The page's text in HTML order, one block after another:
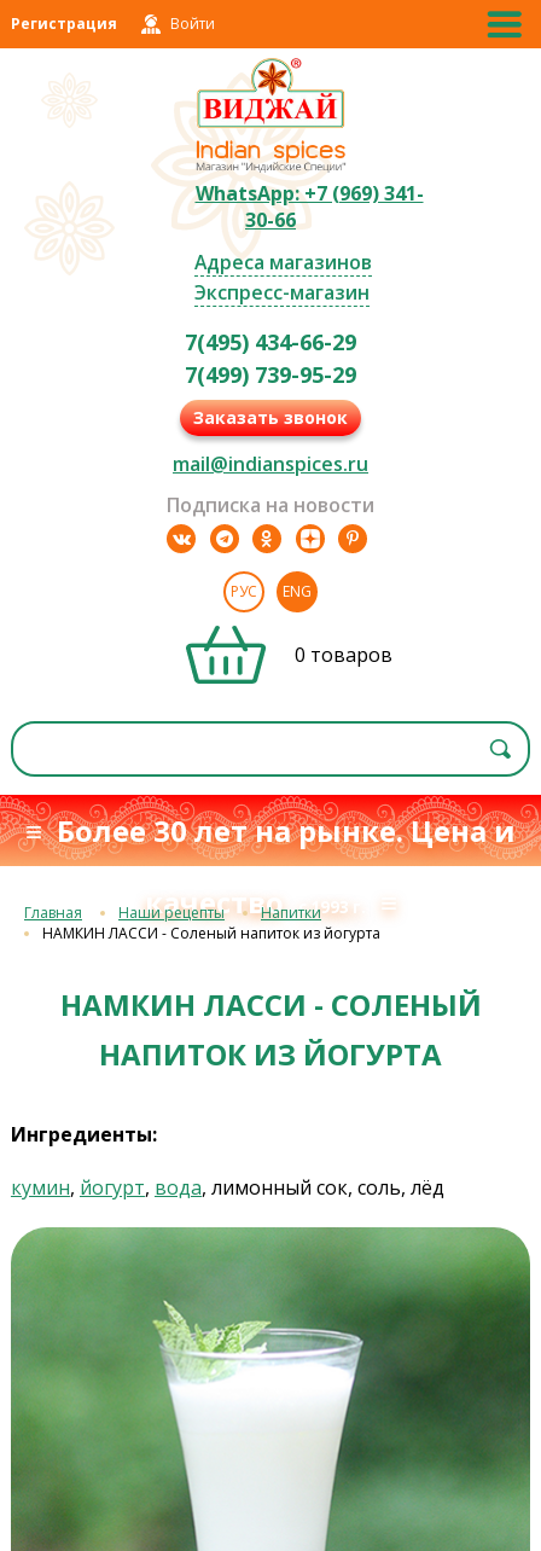
Регистрация Войти
WhatsApp: +7 (969) 341-
30-66
Адреса магазинов
Экспресс-магазин
7(495) 434-66-29
7(499) 739-95-29
Заказать звонок
mail@indianspices.ru
Подписка на новости
РУС ENG
0 товаров
≡ Более 30 лет на рынке. Цена и
качествос 1993 г. ≡
Главная Наши рецепты
Напитки
НАМКИН ЛАССИ - Соленый напиток из йогурта
НАМКИН ЛАССИ - СОЛЕНЫЙ
НАПИТОК ИЗ ЙОГУРТА
Ингредиенты:
кумин, йогурт, вода, лимонный сок, соль, лёд